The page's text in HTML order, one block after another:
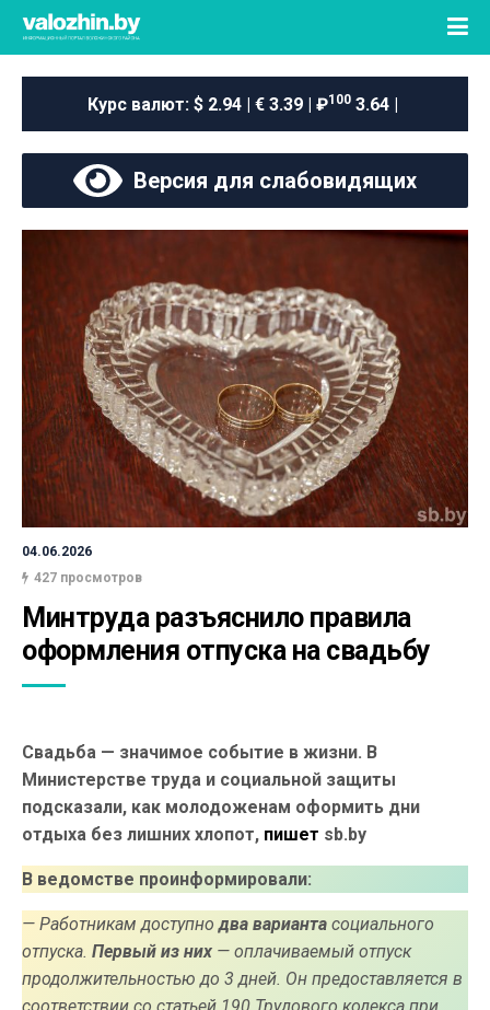
Курс валют: $ 2.94 | € 3.39 | ₽100 3.64 |
Версия для слабовидящих
04.06.2026
427 просмотров
Минтруда разъяснило правила
оформления отпуска на свадьбу
Свадьба — значимое событие в жизни. В
Министерстве труда и социальной защиты
подсказали, как молодоженам оформить дни
отдыха без лишних хлопот, пишет sb.by
В ведомстве проинформировали:
— Работникам доступнодва варианта социального
отпуска. Первый из них — оплачиваемый отпуск
продолжительностью до 3 дней. Он предоставляется в